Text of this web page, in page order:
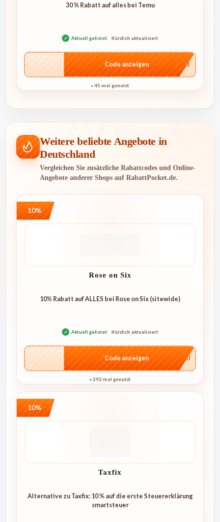
30 % Rabatt auf alles bei Temu
✓ Aktuell gelistet Kürzlich aktualisiert
…5101
Code anzeigen
● 45-mal genutzt
Weitere beliebte Angebote in
Deutschland
Vergleichen Sie zusätzliche Rabattcodes und Online-
Angebote anderer Shops auf RabattPocket.de.
10%
Rose on Six
10% Rabatt auf ALLES bei Rose on Six (sitewide)
✓ Aktuell gelistet Kürzlich aktualisiert
…4U10
Code anzeigen
● 292-mal genutzt
10%
Taxfix
Alternative zu Taxfix: 10 % auf die erste Steuererklärung
smartsteuer